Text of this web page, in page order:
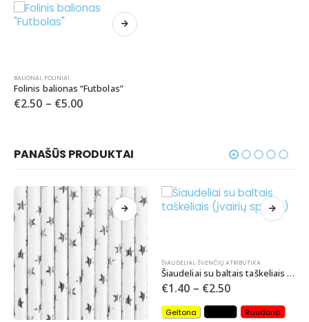
BALIONAI, FOLINIAI
Folinis balionas “Futbolas”
€2.50 – €5.00
PANAŠŪS PRODUKTAI
ŠIAUDELIAI ŠVENČIŲ ATRIBUTIKA
€ 1.40 –€2.50
Geltona Juoda Raudona